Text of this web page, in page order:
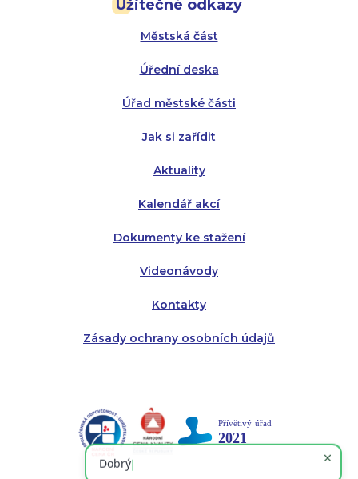
Užitečné odkazy
Městská část
Úřední deska
Úřad městské části
Jak si zařídit
Aktuality
Kalendář akcí
Dokumenty ke stažení
Videonávody
Kontakty
Zásady ochrany osobních údajů
Úterý:
Středa:
Čtvrtek:
Pátek:
Úterý:
Středa:
Čtvrtek: